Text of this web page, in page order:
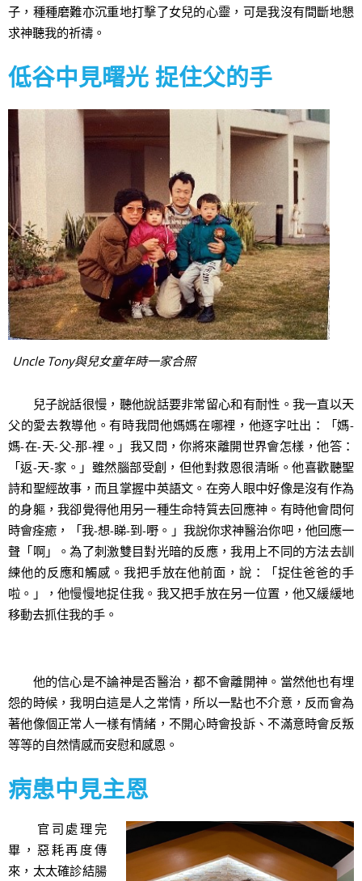
子，種種磨難亦沉重地打擊了女兒的心靈，可是我沒有間斷地懇
求神聽我的祈禱。
低谷中見曙光 捉住父的手
Uncle Tony與兒女童年時一家合照
兒子說話很慢，聽他說話要非常留心和有耐性。我一直以天
父的愛去教導他。有時我問他媽媽在哪裡，他逐字吐出：「媽-
媽-在-天-父-那-裡。」我又問，你將來離開世界會怎樣，他答：
「返-天-家。」雖然腦部受創，但他對救恩很清晰。他喜歡聽聖
詩和聖經故事，而且掌握中英語文。在旁人眼中好像是沒有作為
的身軀，我卻覺得他用另一種生命特質去回應神。有時他會問何
時會痊癒，「我-想-睇-到-嘢。」我說你求神醫治你吧，他回應一
聲「啊」。為了刺激雙目對光暗的反應，我用上不同的方法去訓
練他的反應和觸感。我把手放在他前面，說：「捉住爸爸的手
啦。」，他慢慢地捉住我。我又把手放在另一位置，他又緩緩地
移動去抓住我的手。
他的信心是不論神是否醫治，都不會離開神。當然他也有埋
怨的時候，我明白這是人之常情，所以一點也不介意，反而會為
著他像個正常人一樣有情緒，不開心時會投訴、不滿意時會反叛
等等的自然情感而安慰和感恩。
病患中見主恩
官司處理完
畢，惡耗再度傳
來，太太確診結腸